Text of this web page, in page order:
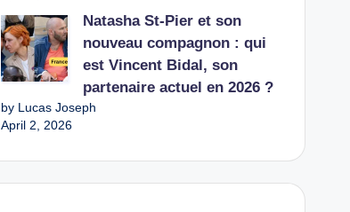
Natasha St-Pier et son
nouveau compagnon : qui
est Vincent Bidal, son
partenaire actuel en 2026 ?
by Lucas Joseph
April 2, 2026